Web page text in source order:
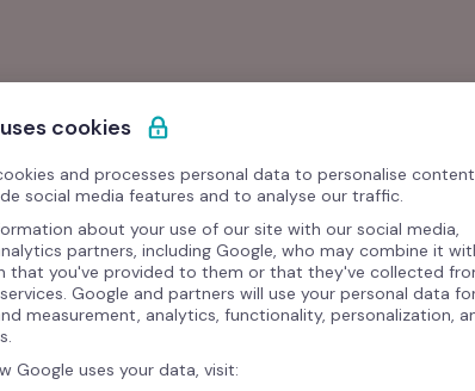
Agora temos
"A Factorial digitalizou o
milhão de planilhas para
temos tempo para pensar
cookies
cookies and processes personal data to personalise content
social media features and to analyse our traffic.
about your use of our site with our social media,
partners, including Google, who may combine it
that you've provided to them or that they've collected
Google and partners will use your personal data
measurement, analytics, functionality, personalization,
Google uses your data, visit: